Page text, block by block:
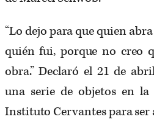
“Lo dejo para que quien
quién fui, porque no creo
obra.” Declaró el 21 de
una serie de objetos en
Instituto Cervantes para ser